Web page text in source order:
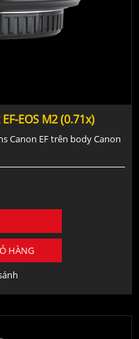
EOS M2 (0.71x)
Canon EF trên body Canon
HÀNG